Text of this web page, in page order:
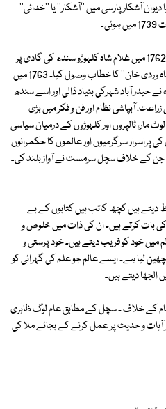
آشکار پارسی میں ''آشکار'' یا ''خدائی''
اسی سال نادر شاہ نے سندھ پر حملہ کیا۔ 1762 میں غلام شاہ کلہوڑو سندھ کی گادی پر
جلوہ افروز ہوا اور احمد شاہ ابدالی سے ''شاہ وردی خان'' کا خطاب وصول کیا۔ 1763 میں
حیدر آباد شہرکی بنیاد ڈالی اور اسے سندھ
آبپاشی نظام اور فن و فکر میں بڑی
مار، ٹالپروں اور کلہوڑوں کے درمیان سیاسی
پراسرار سرگرمیوں اور عالموں کا حکمرانوں
جن کے خلاف سچل سرمست نے آواز بلند کی۔
ہیں کچھ کاتب ہیں کتابوں کے بے
بات کرتے ہیں۔ ان کی ذات میں خلوص و
خود کو فریب دیتے ہیں۔ خود پرستی و
لیا ہے۔ ایسے عالم جو علم کی گہرائی کو
دیتے ہیں۔
کے خلاف ۔ سچل کے مطابق عام لوگ ظاہری
و حدیث پر عمل کرنے کے بجائے ملا کی